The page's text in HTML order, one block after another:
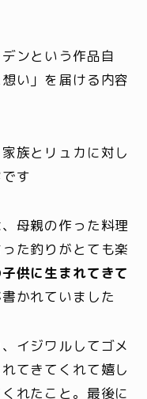
ンという作品自
い」を届ける内容
族とリュカに対し
す
母親の作った料理
た釣りがとても楽
子供に生まれてきて
かれていました
イジワルしてゴメ
てきてくれて嬉し
れたこと。最後に